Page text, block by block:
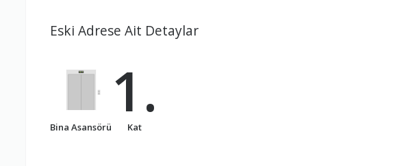
Eski Adrese Ait Detaylar
Bina Asansörü
1.
Kat